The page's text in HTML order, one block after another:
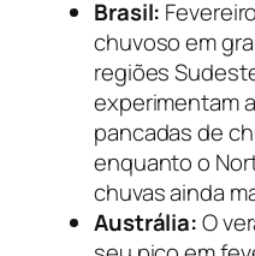
Brasil:
chuvoso em
regiões
experimentam
pancadas de
enquanto o
chuvas ainda
Austrália:O